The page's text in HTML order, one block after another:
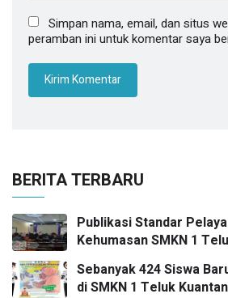
Simpan nama, email, dan situs
peramban ini untuk komentar saya
BERITA TERBARU
Publikasi Standar
Kehumasan SMKN 1
Sebanyak 424 Siswa
di SMKN 1 Teluk